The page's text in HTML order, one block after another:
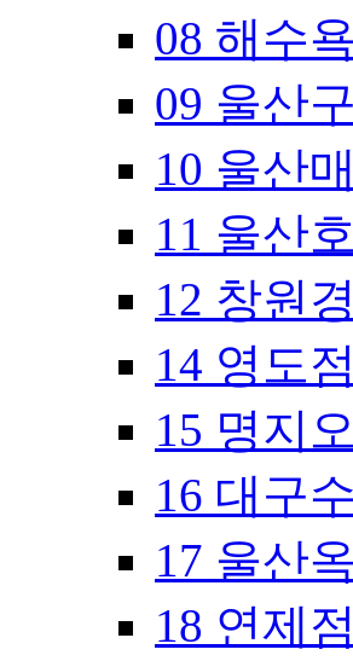
08 해수
09 울산
10 울산
11 울산
12 창원
14 영도점
15 명지
16 대구
17 울산
18 연제점